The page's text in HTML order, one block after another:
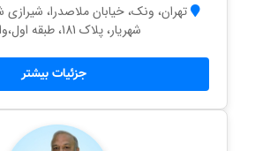
تهران، ونک، خیابان ملاصدرا،
شهریار، پلاک 181، طبقه اول،واحد10
جزئیات بیشتر